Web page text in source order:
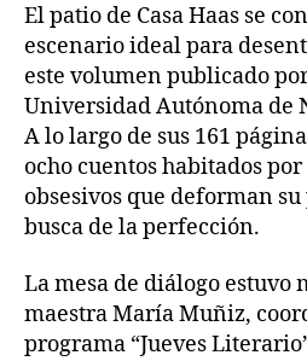
El patio de Casa Haas se
escenario ideal para
este volumen publicado
Universidad Autónoma de
A lo largo de sus 161
ocho cuentos habitados
obsesivos que deforman
busca de la perfección.
La mesa de diálogo estuvo
maestra María Muñiz,
programa “Jueves